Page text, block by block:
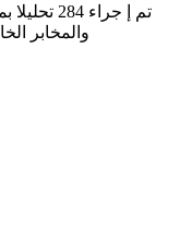
والمخابر الخاصة